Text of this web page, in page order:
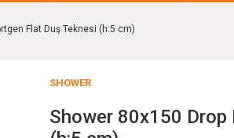
Flat Duş Teknesi (h:5 cm)
SHOWER
Shower 80x150